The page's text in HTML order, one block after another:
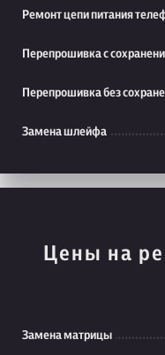
Ремонт цепи питания
Перепрошивка с
Перепрошивка без
Замена шлейфа
Цены на
Замена матрицы